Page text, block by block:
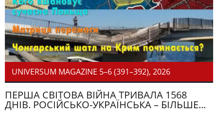
UNIVERSUM MAGAZINE 5–6 (391–392), 2026
ПЕРША СВІТОВА ВІЙНА ТРИВАЛА 1568
ДНІВ. РОСІЙСЬКО-УКРАЇНСЬКА – БІЛЬШЕ...